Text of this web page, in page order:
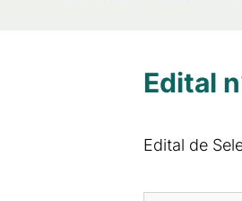
Edital
Edital de